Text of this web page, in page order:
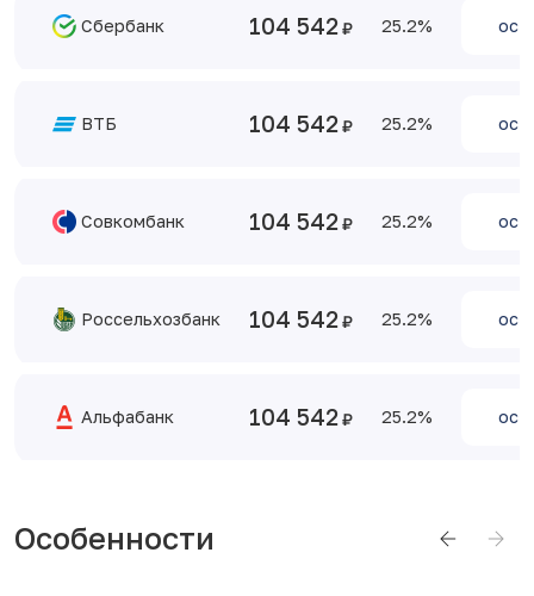
Сбербанк 104 542 25.2
ВТБ 104 542 25.2
Совкомбанк 104 542 25.2
Россельхозбанк 104 542 25.2
Альфабанк 104 542 25.2
Особенности